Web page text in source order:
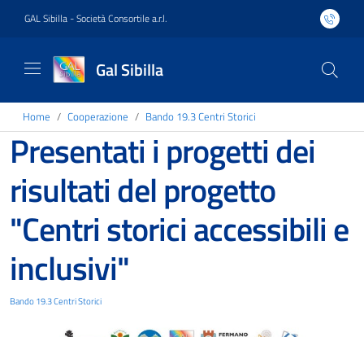
GAL Sibilla - Società Consortile a.r.l.
Gal Sibilla
Home Cooperazione Bando 19.3 Centri Storici
Presentati i progetti dei
risultati del progetto
"Centri storici accessibili e
inclusivi"
Bando 19.3 Centri Storici